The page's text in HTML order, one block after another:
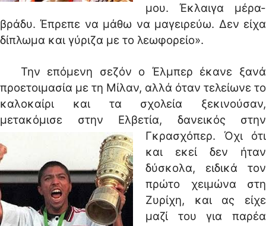
μου. Έκλαιγα μέρα-
βράδυ. Έπρεπε να μάθω να μαγειρεύω. Δεν είχα
δίπλωμα και γύριζα με το λεωφορείο».
Την επόμενη σεζόν ο Έλμπερ έκανε ξανά
προετοιμασία με τη Μίλαν, αλλά όταν τελείωνε το
καλοκαίρι και τα σχολεία ξεκινούσαν,
μετακόμισε στην Ελβετία, δανεικός στην
Γκρασχόπερ. Όχι ότι
και εκεί δεν ήταν
δύσκολα, ειδικά τον
πρώτο χειμώνα στη
Ζυρίχη, και ας είχε
μαζί του για παρέα